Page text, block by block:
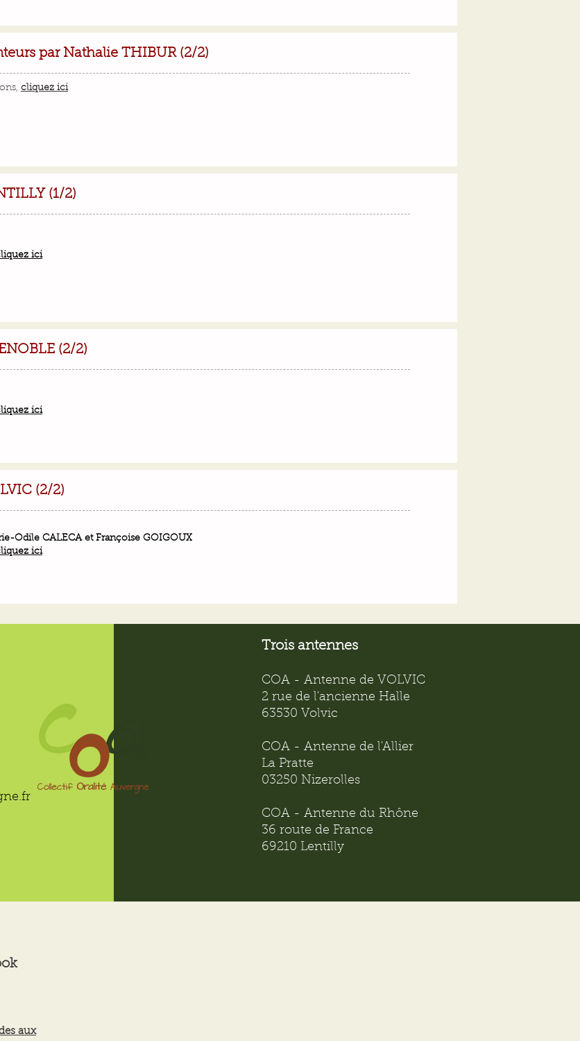
par Nathalie THIBUR (2/2)
cliquez ici
(1/2)
ici
(2/2)
ici
(2/2)
Odile CALECA et Françoise GOIGOUX
ici
Trois antennes
COA - Antenne de VOLVIC
2 rue de l'ancienne Halle
63530 Volvic
COA - Antenne de l'Allier
La Pratte
03250 Nizerolles
COA - Antenne du Rhône
36 route de France
69210 Lentilly
aux